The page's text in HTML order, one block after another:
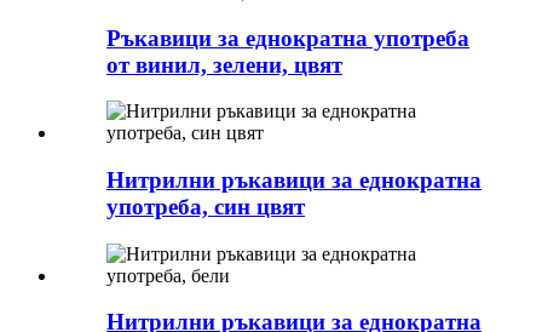
Ръкавици за еднократна употреба
от винил, зелени, цвят
Нитрилни ръкавици за еднократна
употреба, син цвят
Нитрилни ръкавици за еднократна